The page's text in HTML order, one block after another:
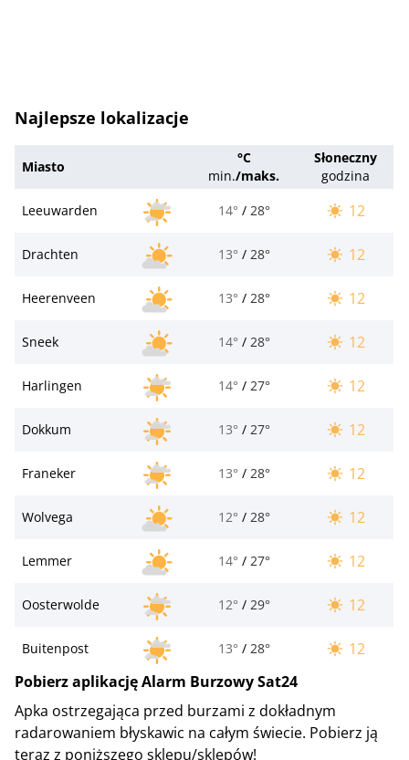
Najlepsze lokalizacje
Miasto
°C
min./maks.
Słoneczny
godzina
Leeuwarden
14° / 28° 12
Drachten 13° / 28° 12
Heerenveen 13° / 28° 12
Sneek 14° / 28° 12
Harlingen 14° / 27° 12
Dokkum 13° / 27° 12
Franeker 13° / 28° 12
Wolvega 12° / 28° 12
Lemmer 14° / 27° 12
Oosterwolde 12° / 29° 12
Buitenpost 13° / 28°
12
Pobierz aplikację Alarm Burzowy Sat24
Apka ostrzegająca przed burzami z dokładnym
radarowaniem błyskawic na całym świecie. Pobierz ją
teraz z poniższego sklepu/sklepów!